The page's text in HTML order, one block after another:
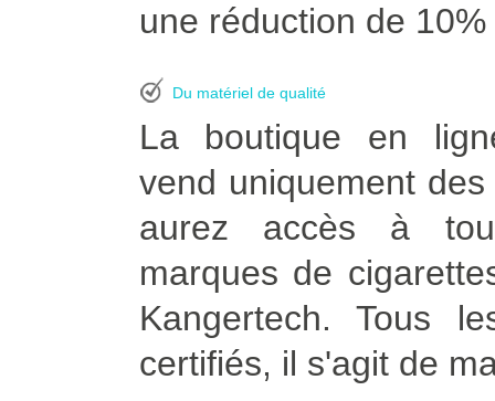
une réduction de
Du matériel de qualité
La boutique en
vend uniquement
aurez accès à
marques de
Kangertech. Tous
certifiés, il s'agit de